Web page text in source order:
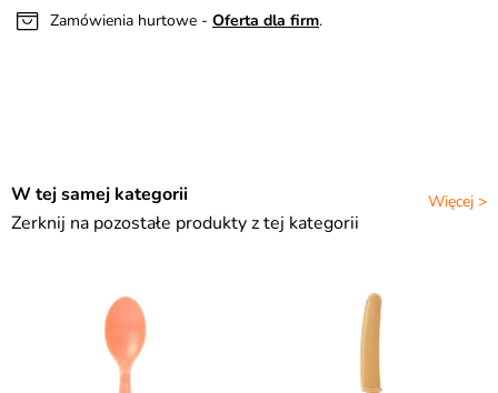
Zamówienia hurtowe - Oferta dla firm.
Więcej >
W tej samej kategorii
Zerknij na pozostałe produkty z tej kategorii